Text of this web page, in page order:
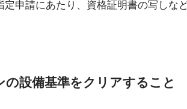
申請にあたり、資格証明書の写しな
の設備基準をクリアすること